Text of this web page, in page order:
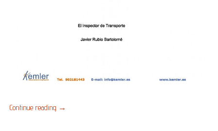
Continue reading →